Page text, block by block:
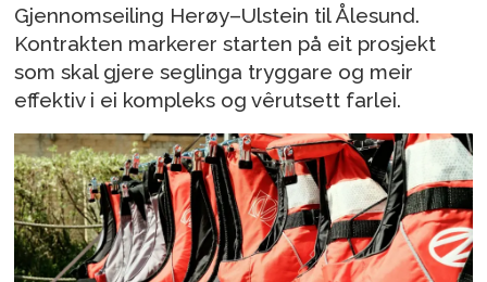
Gjennomseiling Herøy–Ulstein til Ålesund.
Kontrakten markerer starten på eit prosjekt
som skal gjere seglinga tryggare og meir
effektiv i ei kompleks og vêrutsett farlei.